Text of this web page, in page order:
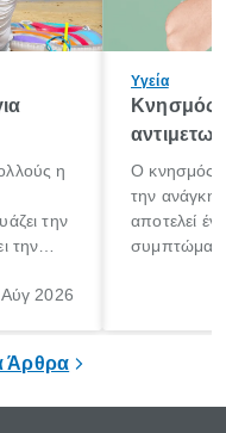
η
την
την
2026
Υγεία
Κνησμός:
Ο κνησμός
την ανάγκη
αποτελεί
Άρθρα